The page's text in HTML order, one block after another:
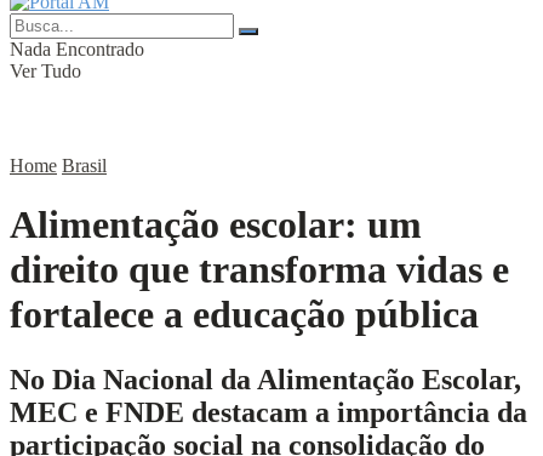
Nada Encontrado
Ver Tudo
Home Brasil
Alimentação escolar: um
direito que transforma vidas e
fortalece a educação pública
No Dia Nacional da Alimentação Escolar,
MEC e FNDE destacam a importância da
participação social na consolidação do